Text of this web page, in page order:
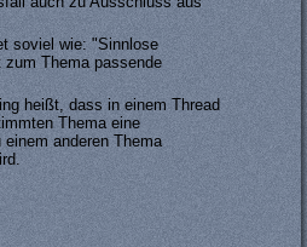
soviel wie: "Sinnlose
zum Thema passende
heißt, dass in einem Thread
Thema eine
einem anderen Thema